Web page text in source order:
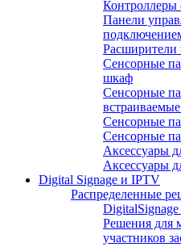
Контроллеры
Панели
Расширители
Сенсорные
шкаф
Сенсорные
Сенсорные
Сенсорные
Аксессуары
Аксессуары
Digital Signage и IPTV
Распределенные
Решения для
участников